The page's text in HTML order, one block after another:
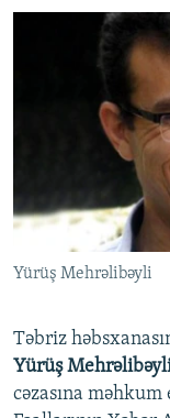
Yürüş Mehrəlibəyli
Təbriz
Yürüş
cəzasına